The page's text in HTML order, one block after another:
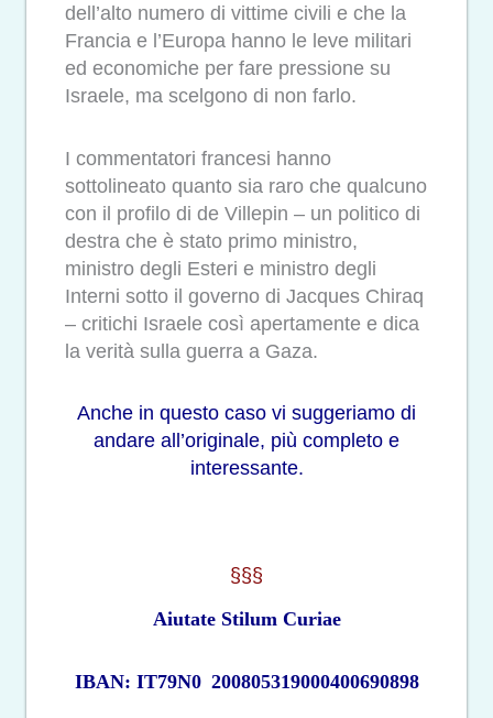
dell’alto numero di vittime civili e che la
Francia e l’Europa hanno le leve militari
ed economiche per fare pressione su
Israele, ma scelgono di non farlo.
I commentatori francesi hanno
sottolineato quanto sia raro che qualcuno
con il profilo di de Villepin – un politico di
destra che è stato primo ministro,
ministro degli Esteri e ministro degli
Interni sotto il governo di Jacques Chiraq
– critichi Israele così apertamente e dica
la verità sulla guerra a Gaza.
Anche in questo caso vi suggeriamo di
andare all’originale, più completo e
interessante.
§§§
Aiutate Stilum Curiae
IBAN: IT79N0 200805319000400690898